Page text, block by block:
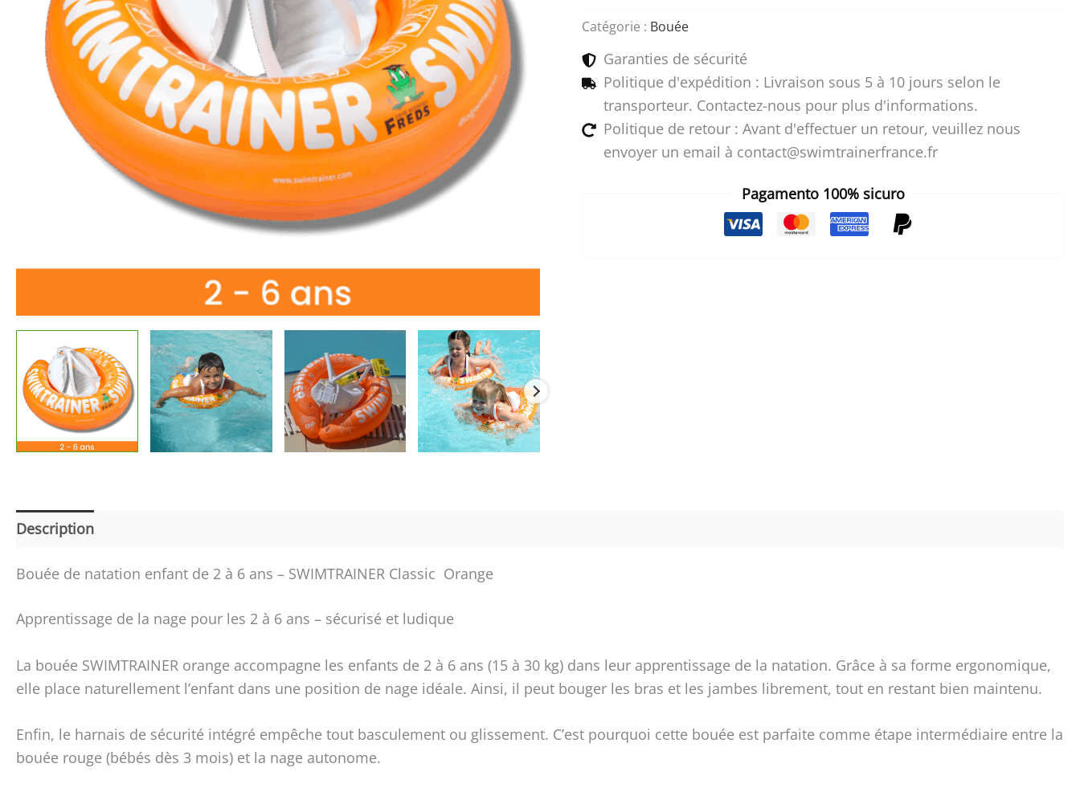
natation
à
6
SWIMTRAINER
orange
Catégorie : Bouée
Garanties de sécurité
Politique d'expédition : Livraison sous 5 à 10 jours selon le
transporteur. Contactez-nous pour plus d'informations.
Politique de retour : Avant d'effectuer un retour, veuillez nous
envoyer un email à contact@swimtrainerfrance.fr
Pagamento 100% sicuro
Description
Bouée de natation enfant de 2 à 6 ans – SWIMTRAINER Classic Orange
Apprentissage de la nage pour les 2 à 6 ans – sécurisé et ludique
La bouée SWIMTRAINER orange accompagne les enfants de 2 à 6 ans (15 à 30 kg) dans leur apprentissage de la natation. Grâce à sa forme ergonomique,
elle place naturellement l’enfant dans une position de nage idéale. Ainsi, il peut bouger les bras et les jambes librement, tout en restant bien maintenu.
Enfin, le harnais de sécurité intégré empêche tout basculement ou glissement. C’est pourquoi cette bouée est parfaite comme étape intermédiaire entre la
bouée rouge (bébés dès 3 mois) et la nage autonome.